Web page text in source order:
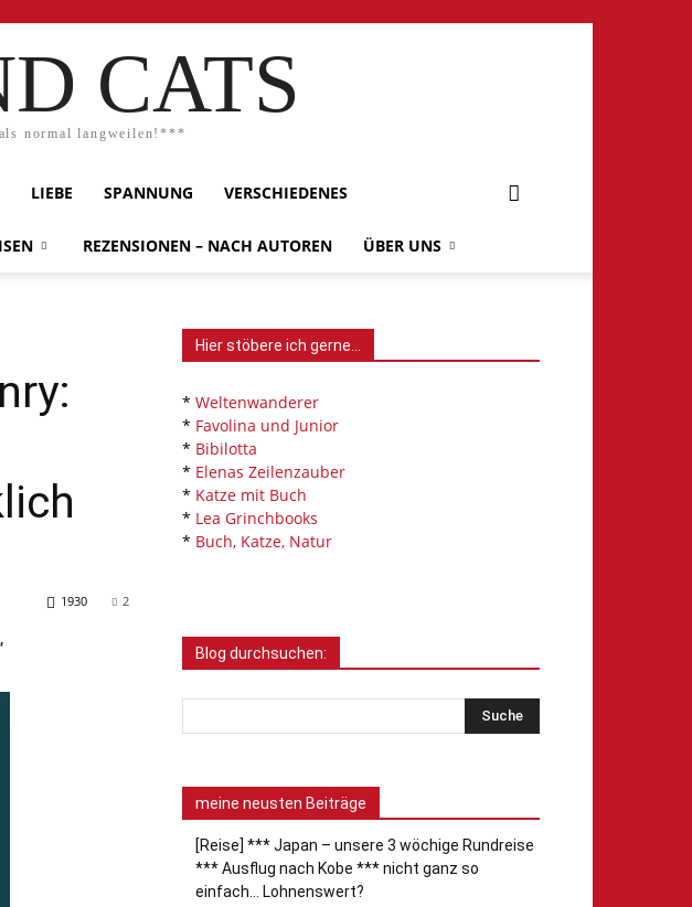
CATS
normal langweilen!***
LIEBE SPANNUNG VERSCHIEDENES
REZENSIONEN – NACH AUTOREN ÜBER UNS
2
1930
Hier stöbere ich gerne…
* Weltenwanderer
* Favolina und Junior
* Bibilotta
* Elenas Zeilenzauber
* Katze mit Buch
* Lea Grinchbooks
* Buch, Katze, Natur
Blog durchsuchen:
meine neusten Beiträge
[Reise] *** Japan – unsere 3 wöchige Rundreise
*** Ausflug nach Kobe *** nicht ganz so
einfach… Lohnenswert?